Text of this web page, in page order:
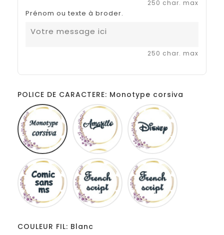
250 char. max
Prénom ou texte à broder.
250 char. max
POLICE DE CARACTERE: Monotype corsiva
Monotype
corsiva
Amarillo
Comic
sans
ms
French
script
COULEUR FIL: Blanc